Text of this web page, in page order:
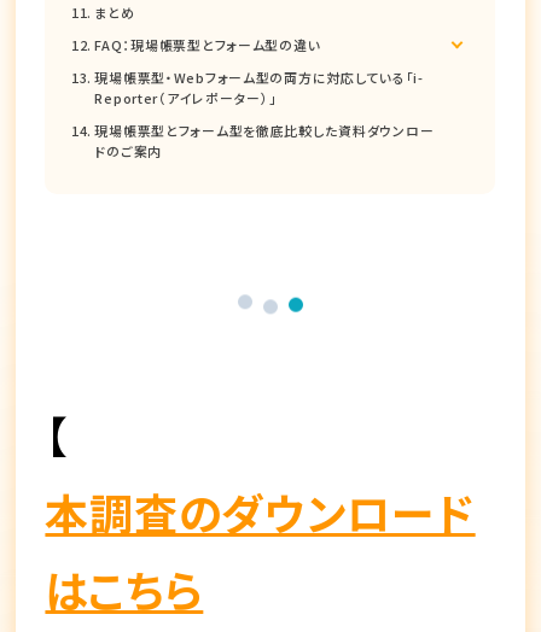
まとめ
FAQ：現場帳票型とフォーム型の違い
現場帳票型・Webフォーム型の両方に対応している「i-
Reporter（アイレポーター）」
現場帳票型とフォーム型を徹底比較した資料ダウンロー
ドのご案内
【
本調査のダウンロード
はこちら